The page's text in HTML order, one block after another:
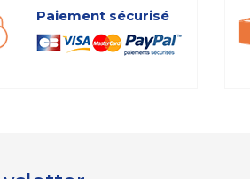
Paiement sécurisé